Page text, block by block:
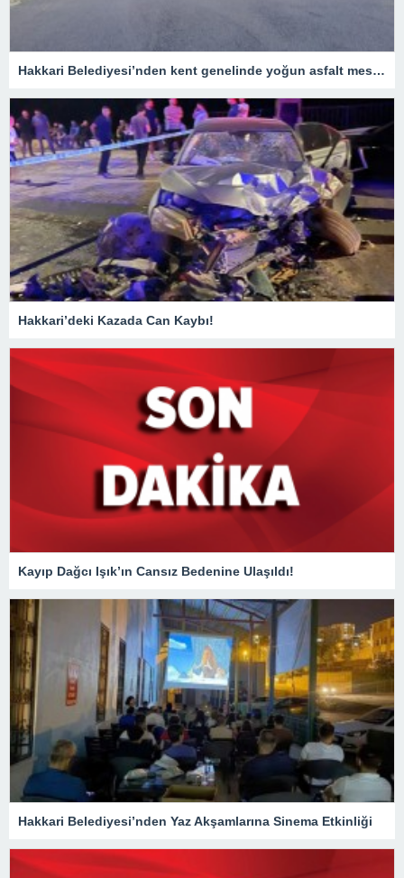
Hakkari Belediyesi’nden kent genelinde yoğun asfalt mesaisi
Hakkari’deki Kazada Can Kaybı!
Kayıp Dağcı Işık’ın Cansız Bedenine Ulaşıldı!
Hakkari Belediyesi’nden Yaz Akşamlarına Sinema Etkinliği